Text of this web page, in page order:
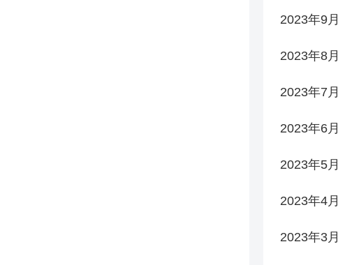
2023年9月
2023年8月
2023年7月
2023年6月
2023年5月
2023年4月
2023年3月